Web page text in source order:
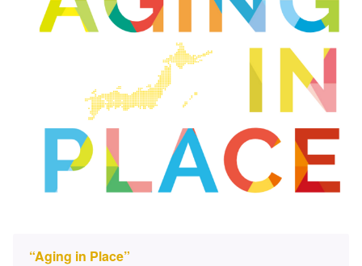
“Aging in Place”